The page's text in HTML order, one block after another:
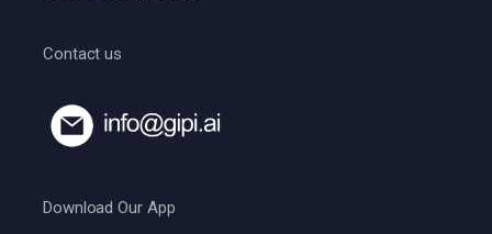
Contact us
Download Our App